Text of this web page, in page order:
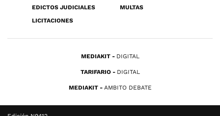
EDICTOS JUDICIALES
MULTAS
LICITACIONES
MEDIAKIT DIGITAL
TARIFARIO DIGITAL
MEDIAKIT AMBITO DEBATE